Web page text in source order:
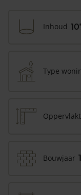
Inhoud
Type
Bouwjaar